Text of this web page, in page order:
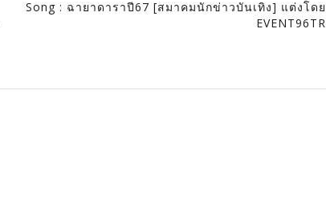
Song : ฉายาดาราปี67 [สมาคมนักข่าวบันเทิง] แต่งโดย
EVENT96TR